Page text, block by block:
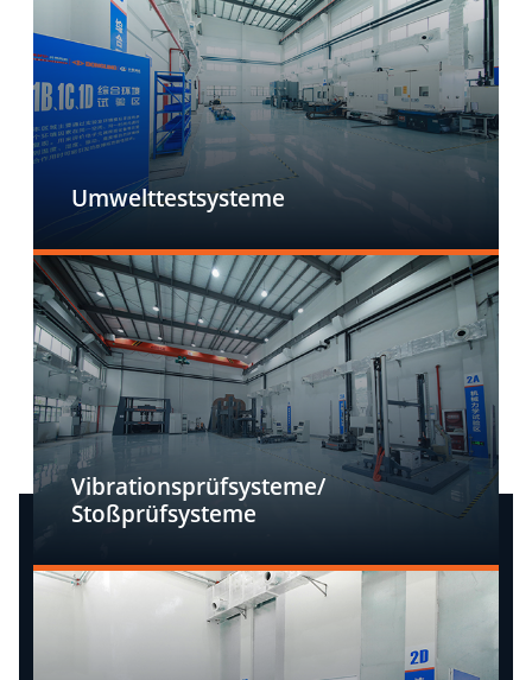
Umwelttestsysteme
Vibrationsprüfsysteme/
Stoßprüfsysteme